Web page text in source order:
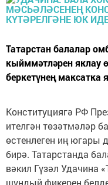
Татарстан балалар
кыйммәтләрен яклау
беркетүнең максатка
Конституциягә РФ
ителгән төзәтмәләр
өстенлеген иң югары
бирә. Татарстанда
вәкил Гүзәл Удачина
шундый фикерен